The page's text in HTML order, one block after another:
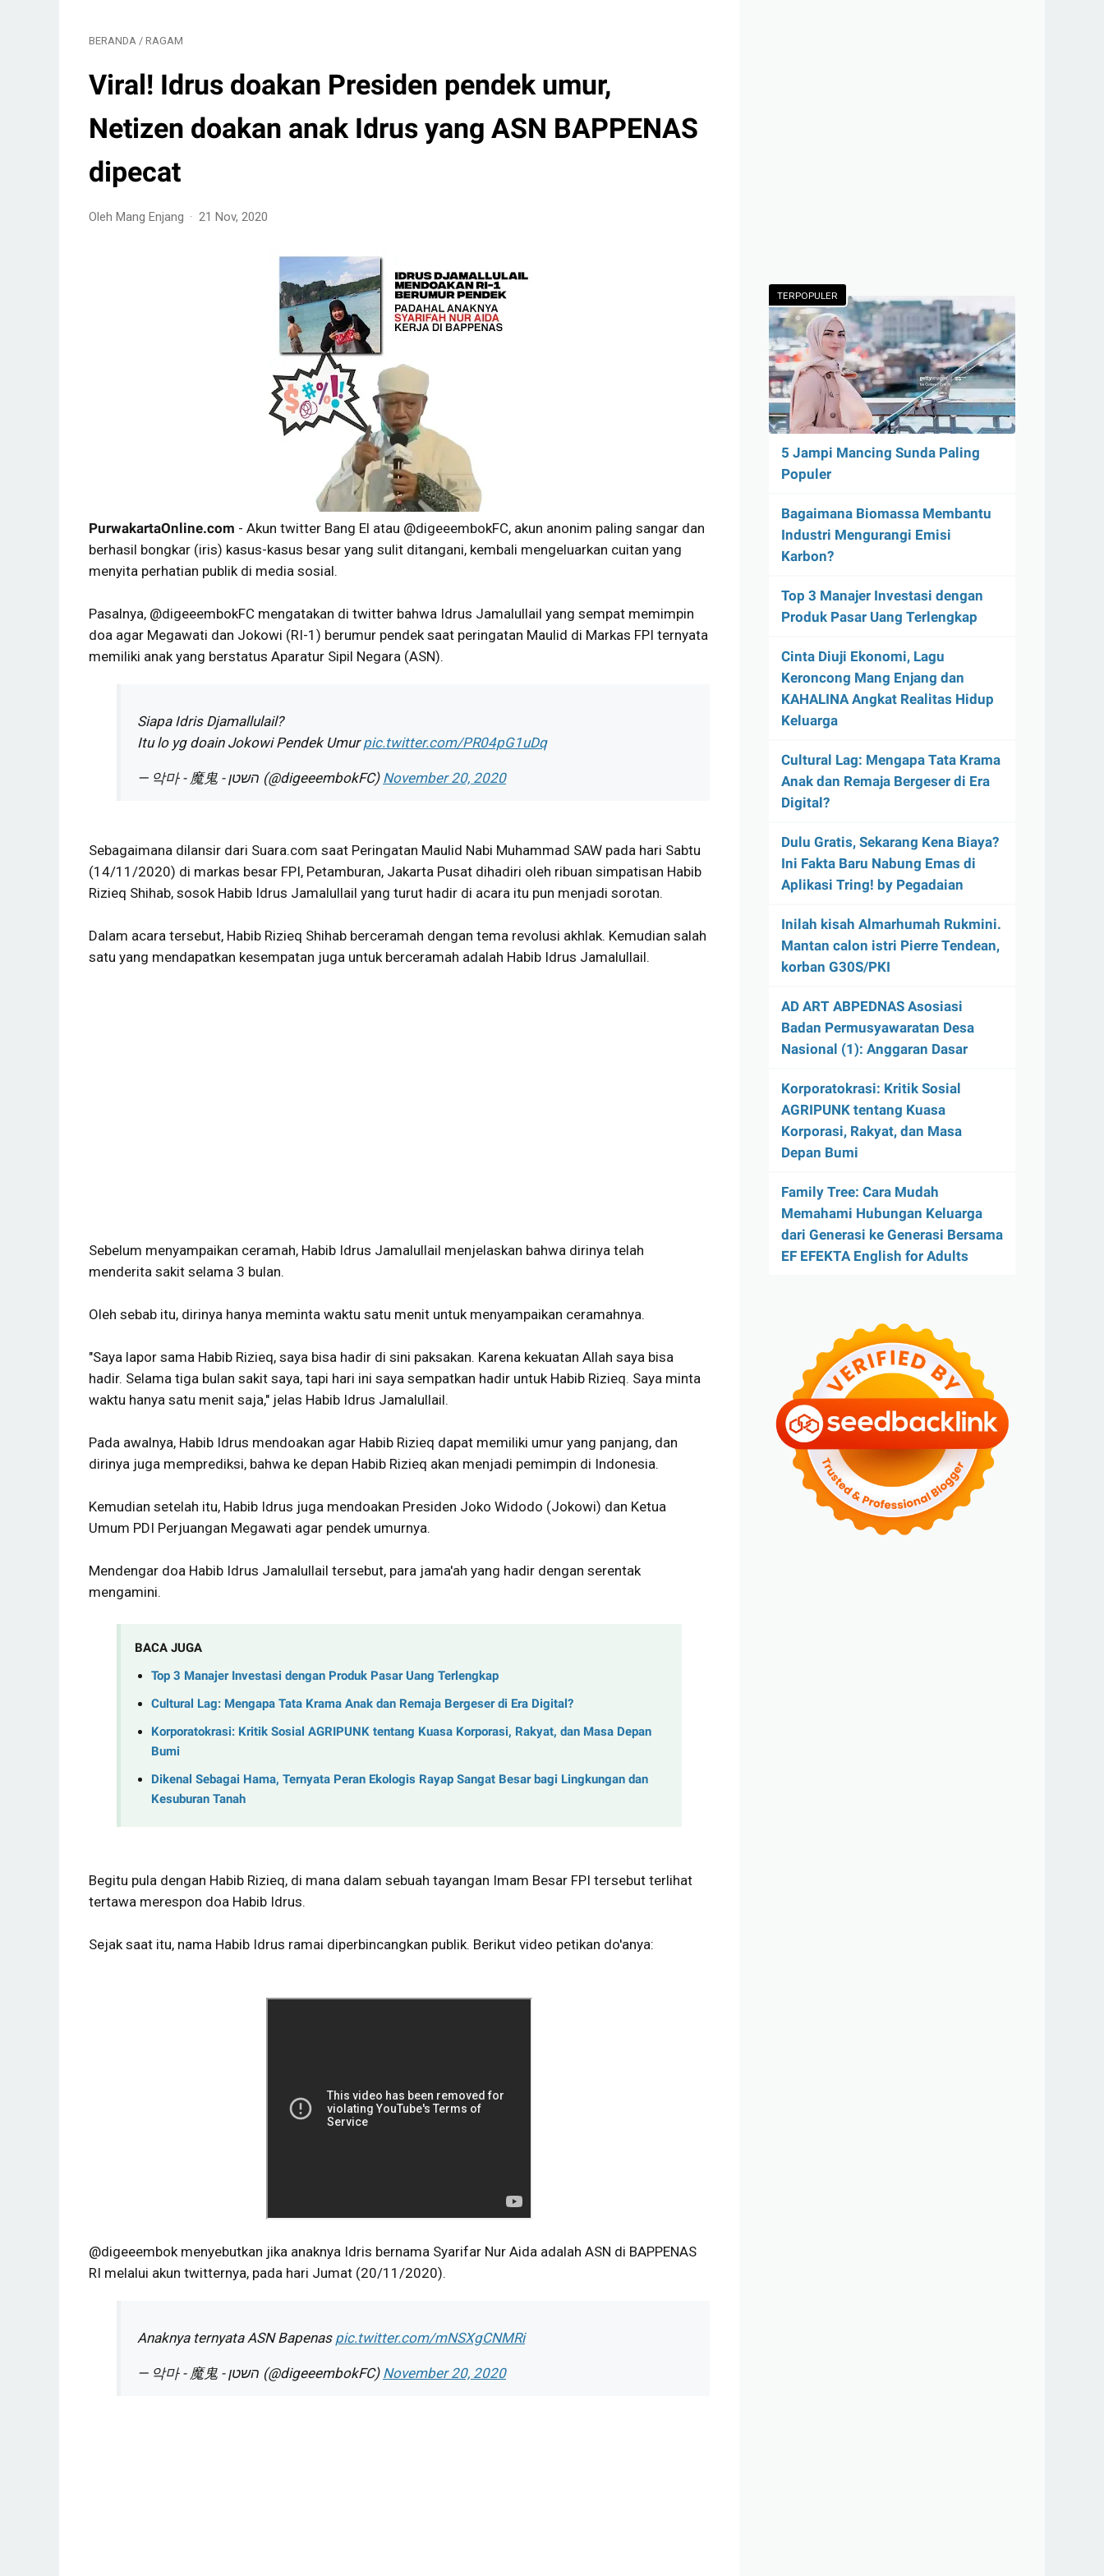
BERANDA / RAGAM
Viral! Idrus doakan Presiden pendek umur,
Netizen doakan anak Idrus yang ASN BAPPENAS
dipecat
Oleh Mang Enjang 21 Nov, 2020
PurwakartaOnline.com - Akun twitter Bang El atau @digeeembokFC, akun anonim paling sangar dan
berhasil bongkar (iris) kasus-kasus besar yang sulit ditangani, kembali mengeluarkan cuitan yang
menyita perhatian publik di media sosial.
Pasalnya, @digeeembokFC mengatakan di twitter bahwa Idrus Jamalullail yang sempat memimpin
doa agar Megawati dan Jokowi (RI-1) berumur pendek saat peringatan Maulid di Markas FPI ternyata
memiliki anak yang berstatus Aparatur Sipil Negara (ASN).
Siapa Idris Djamallulail?
Itu lo yg doain Jokowi Pendek Umurpic.twitter.com/PR04pG1uDq
— 악마 - 魔鬼 - השטן (@digeeembokFC) November 20, 2020
Sebagaimana dilansir dari Suara.com saat Peringatan Maulid Nabi Muhammad SAW pada hari Sabtu
(14/11/2020) di markas besar FPI, Petamburan, Jakarta Pusat dihadiri oleh ribuan simpatisan Habib
Rizieq Shihab, sosok Habib Idrus Jamalullail yang turut hadir di acara itu pun menjadi sorotan.
Dalam acara tersebut, Habib Rizieq Shihab berceramah dengan tema revolusi akhlak. Kemudian salah
satu yang mendapatkan kesempatan juga untuk berceramah adalah Habib Idrus Jamalullail.
Sebelum menyampaikan ceramah, Habib Idrus Jamalullail menjelaskan bahwa dirinya telah
menderita sakit selama 3 bulan.
Oleh sebab itu, dirinya hanya meminta waktu satu menit untuk menyampaikan ceramahnya.
"Saya lapor sama Habib Rizieq, saya bisa hadir di sini paksakan. Karena kekuatan Allah saya bisa
hadir. Selama tiga bulan sakit saya, tapi hari ini saya sempatkan hadir untuk Habib Rizieq. Saya minta
waktu hanya satu menit saja," jelas Habib Idrus Jamalullail.
Pada awalnya, Habib Idrus mendoakan agar Habib Rizieq dapat memiliki umur yang panjang, dan
dirinya juga memprediksi, bahwa ke depan Habib Rizieq akan menjadi pemimpin di Indonesia.
Kemudian setelah itu, Habib Idrus juga mendoakan Presiden Joko Widodo (Jokowi) dan Ketua
Umum PDI Perjuangan Megawati agar pendek umurnya.
Mendengar doa Habib Idrus Jamalullail tersebut, para jama'ah yang hadir dengan serentak
mengamini.
BACA JUGA
Top 3 Manajer Investasi dengan Produk Pasar Uang Terlengkap
Cultural Lag: Mengapa Tata Krama Anak dan Remaja Bergeser di Era Digital?
Korporatokrasi: Kritik Sosial AGRIPUNK tentang Kuasa Korporasi, Rakyat, dan Masa Depan
Bumi
Dikenal Sebagai Hama, Ternyata Peran Ekologis Rayap Sangat Besar bagi Lingkungan dan
Kesuburan Tanah
Begitu pula dengan Habib Rizieq, di mana dalam sebuah tayangan Imam Besar FPI tersebut terlihat
tertawa merespon doa Habib Idrus.
Sejak saat itu, nama Habib Idrus ramai diperbincangkan publik. Berikut video petikan do'anya:
@digeeembok menyebutkan jika anaknya Idris bernama Syarifar Nur Aida adalah ASN di BAPPENAS
RI melalui akun twitternya, pada hari Jumat (20/11/2020).
Anaknya ternyata ASN Bapenas pic.twitter.com/mNSXgCNMRi
— 악마 - 魔鬼 - השטן (@digeeembokFC) November 20, 2020
TERPOPULER
5 Jampi Mancing Sunda Paling
Populer
Bagaimana Biomassa Membantu
Industri Mengurangi Emisi
Karbon?
Top 3 Manajer Investasi dengan
Produk Pasar Uang Terlengkap
Cinta Diuji Ekonomi, Lagu
Keroncong Mang Enjang dan
KAHALINA Angkat Realitas Hidup
Keluarga
Cultural Lag: Mengapa Tata Krama
Anak dan Remaja Bergeser di Era
Digital?
Dulu Gratis, Sekarang Kena Biaya?
Ini Fakta Baru Nabung Emas di
Aplikasi Tring! by Pegadaian
Inilah kisah Almarhumah Rukmini.
Mantan calon istri Pierre Tendean,
korban G30S/PKI
AD ART ABPEDNAS Asosiasi
Badan Permusyawaratan Desa
Nasional (1): Anggaran Dasar
Korporatokrasi: Kritik Sosial
AGRIPUNK tentang Kuasa
Korporasi, Rakyat, dan Masa
Depan Bumi
Family Tree: Cara Mudah
Memahami Hubungan Keluarga
dari Generasi ke Generasi Bersama
EF EFEKTA English for Adults